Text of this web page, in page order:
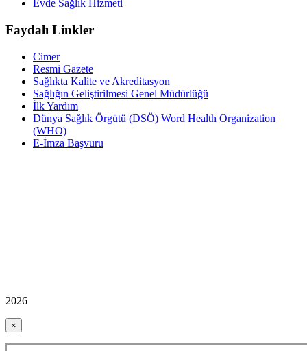
Evde Sağlık Hizmeti
Faydalı Linkler
Cimer
Resmi Gazete
Sağlıkta Kalite ve Akreditasyon
Sağlığın Geliştirilmesi Genel Müdürlüğü
İlk Yardım
Dünya Sağlık Örgütü (DSÖ) Word Health Organization
(WHO)
E-İmza Başvuru
2026
×